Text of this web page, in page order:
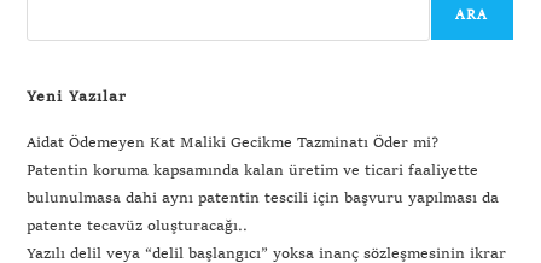
ARA
Yeni Yazılar
Aidat Ödemeyen Kat Maliki Gecikme Tazminatı Öder mi?
Patentin koruma kapsamında kalan üretim ve ticari faaliyette
bulunulmasa dahi aynı patentin tescili için başvuru yapılması da
patente tecavüz oluşturacağı..
Yazılı delil veya “delil başlangıcı” yoksa inanç sözleşmesinin ikrar